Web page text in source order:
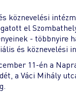
köznevelési
el
- többnyire
és köznevelési
11-én a
a Váci Mihály